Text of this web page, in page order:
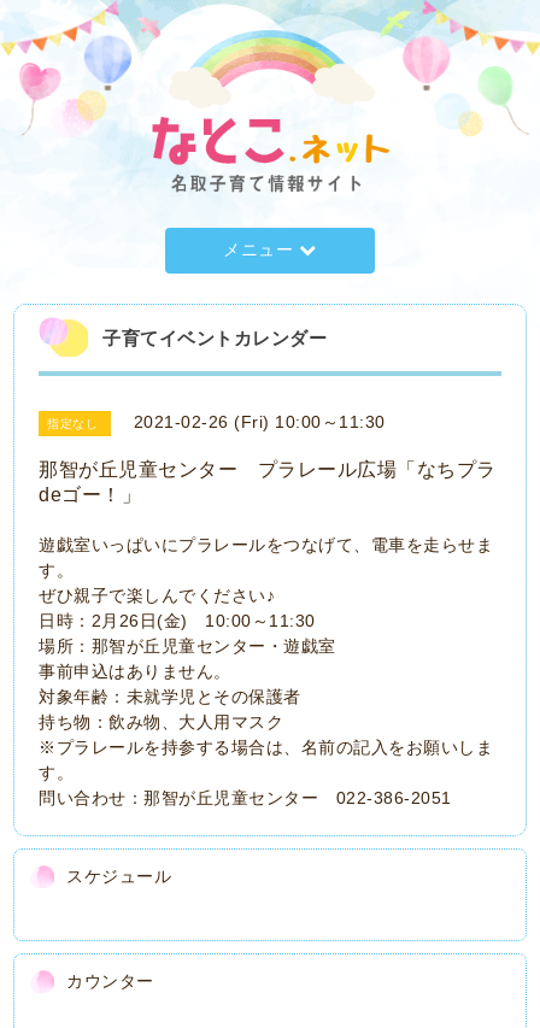
メニュー
子育てイベントカレンダー
指定なし 2021-02-26 (Fri) 10:00～11:30
那智が丘児童センター プラレール広場「なちプラ
deゴー！」
遊戯室いっぱいにプラレールをつなげて、電車を走らせま
す。
ぜひ親子で楽しんでください♪
日時：2月26日(金) 10:00～11:30
場所：那智が丘児童センター・遊戯室
事前申込はありません。
対象年齢：未就学児とその保護者
持ち物：飲み物、大人用マスク
※プラレールを持参する場合は、名前の記入をお願いしま
す。
問い合わせ：那智が丘児童センター 022-386-2051
スケジュール
カウンター